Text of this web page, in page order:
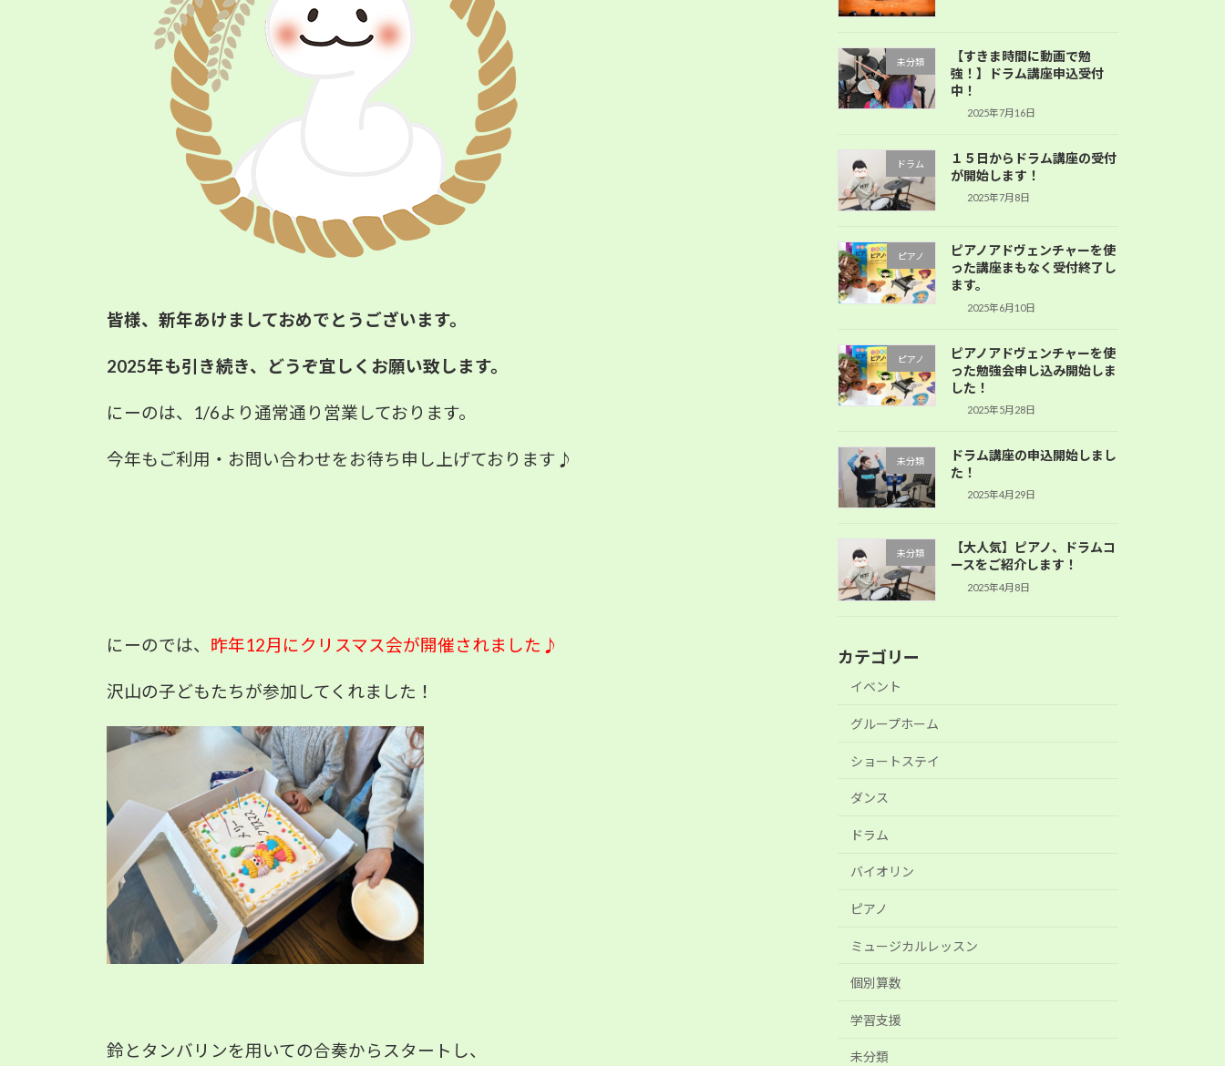
皆様、新年あけましておめでとうございます。
2025年も引き続き、どうぞ宜しくお願い致します。
にーのは、1/6より通常通り営業しております。
今年もご利用・お問い合わせをお待ち申し上げております♪
にーのでは、 昨年12月にクリスマス会が開催されました♪
沢山の子どもたちが参加してくれました！
鈴とタンバリンを用いての合奏からスタートし、
未分類
【すきま時間に動画で勉
強！】ドラム講座申込受付
中！
2025年7月16日
ドラム
１５日からドラム講座の受付
が開始します！
2025年7月8日
ピアノ
ピアノアドヴェンチャーを使
った講座まもなく受付終了し
ます。
2025年6月10日
ピアノ
ピアノアドヴェンチャーを使
った勉強会申し込み開始しま
した！
2025年5月28日
未分類
ドラム講座の申込開始しまし
た！
2025年4月29日
未分類
【大人気】ピアノ、ドラムコ
ースをご紹介します！
2025年4月8日
カテゴリー
イベント
グループホーム
ショートステイ
ダンス
ドラム
バイオリン
ピアノ
ミュージカルレッスン
個別算数
学習支援
未分類